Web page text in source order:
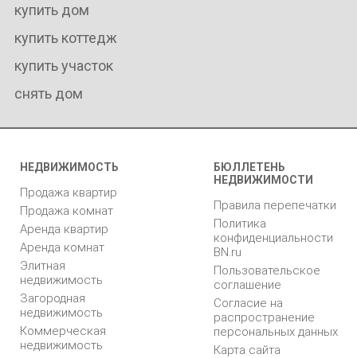
купить дом
купить коттедж
купить участок
снять дом
НЕДВИЖИМОСТЬ
Продажа квартир
Продажа комнат
Аренда квартир
Аренда комнат
Элитная
недвижимость
Загородная
недвижимость
Коммерческая
недвижимость
БЮЛЛЕТЕНЬ
НЕДВИЖИМОСТИ
Правила перепечатки
Политика
конфиденциальности
BN.ru
Пользовательское
соглашение
Согласие на
распространение
персональных данных
Карта сайта